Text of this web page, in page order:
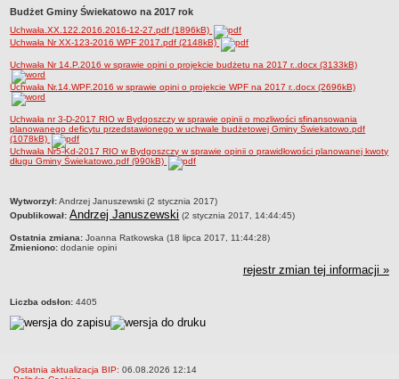
Strategia rozwoju Gminy
Raport o stanie gminy
Związki i stowarzyszenia
INFORMACJE PUBLICZNE
WŁADZE I STRUKTURA
Struktura organizacyjna
Rada gminy
Jednostki organizacyjne
Jednostki pomocnicze - sołectwa
ORGANIZACJE POZARZĄDOWE NA TERENIE GMINY ŚWIEKATOWO
PRAWO LOKALNE
Statut
Protokoły
Budżet Gminy Świekatowo na 2017 rok
Uchwała.XX.122.2016.2016-12-27.pdf (1896kB)
Uchwała Nr XX-123-2016 WPF 2017.pdf (2148kB)
Uchwała Nr 14.P.2016 w sprawie opini o projekcie budżetu na 2017 r..docx (3133kB)
Uchwała Nr.14.WPF.2016 w sprawie opini o projekcie WPF na 2017 r..docx (2696kB)
Uchwała nr 3-D-2017 RIO w Bydgoszczy w sprawie opinii o mozliwości sfinansowania
planowanego deficytu przedstawionego w uchwale budżetowej Gminy Świekatowo.pdf
(1078kB)
Uchwała Nr5-Kd-2017 RIO w Bydgoszczy w sprawie opinii o prawidłowości planowanej kwoty
długu Gminy Świekatowo.pdf (990kB)
metryczka
Wytworzył:Andrzej Januszewski (2 stycznia 2017)
Opublikował: Andrzej Januszewski (2 stycznia 2017, 14:44:45)
Ostatnia zmiana: Joanna Ratkowska (18 lipca 2017, 11:44:28)
Zmieniono: dodanie opini
rejestr zmian tej informacji »
Liczba odsłon: 4405
Ostatnia aktualizacja BIP: 06.08.2026 12:14